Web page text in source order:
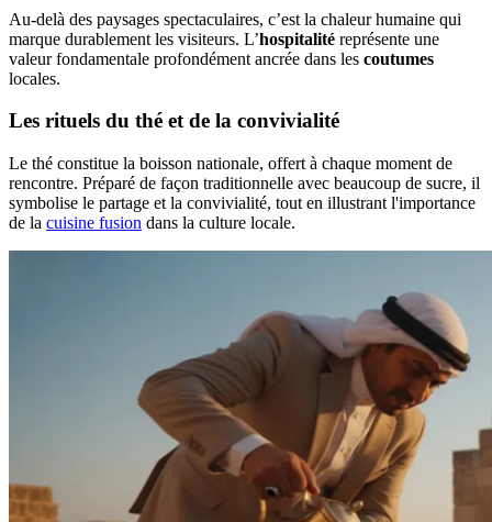
Au-delà des paysages spectaculaires, c’est la chaleur humaine qui
marque durablement les visiteurs. L’hospitalité représente une
valeur fondamentale profondément ancrée dans les coutumes
locales.
Les rituels du thé et de la convivialité
Le thé constitue la boisson nationale, offert à chaque moment de
rencontre. Préparé de façon traditionnelle avec beaucoup de sucre, il
symbolise le partage et la convivialité, tout en illustrant l'importance
de la cuisine fusion dans la culture locale.